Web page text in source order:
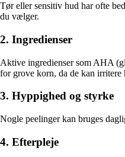
Tør eller sensitiv hud har ofte
du vælger.
2. Ingredienser
Aktive ingredienser som AHA
for grove korn, da de kan irritere
3. Hyppighed og styrke
Nogle peelinger kan bruges
4. Efterpleje